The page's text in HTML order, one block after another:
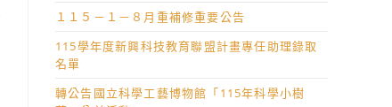
１１５－１－８月重補修重要公告
115學年度新興科技教育聯盟計畫專任助理錄取
名單
轉公告國立科學工藝博物館「115年科學小樹